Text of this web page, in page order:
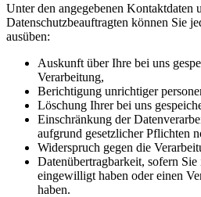
Unter den angegebenen Kontaktdaten
Datenschutzbeauftragten können Sie
ausüben:
Auskunft über Ihre bei uns
Verarbeitung,
Berichtigung unrichtiger
Löschung Ihrer bei uns
Einschränkung der
aufgrund gesetzlicher Pflichten
Widerspruch gegen die
Datenübertragbarkeit, sofern
eingewilligt haben oder einen
haben.